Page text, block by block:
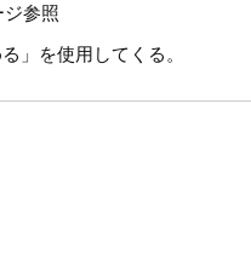
ジ参照
」を使用してくる。